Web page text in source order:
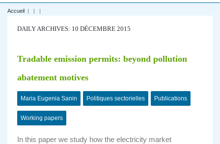
Accueil | | |
DAILY ARCHIVES: 10 DÉCEMBRE 2015
Tradable emission permits: beyond pollution
abatement motives
Maria Eugenia Sanin Politiques sectorielles Publications
Working papers
In this paper we study how the electricity market